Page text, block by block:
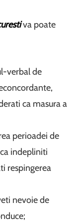
va poate
verbal de
ca masura a
perioadei de
indepliniti
respingerea
nevoie de